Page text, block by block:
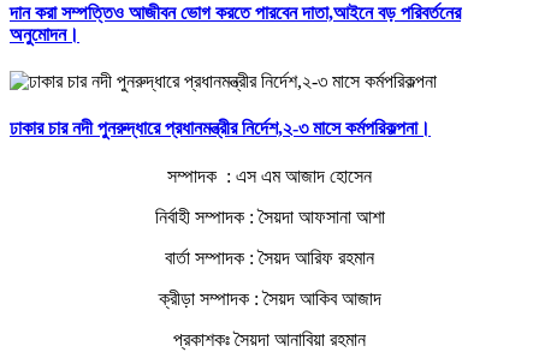
দান করা সম্পত্তিও আজীবন ভোগ করতে পারবেন দাতা,আইনে বড় পরিবর্তনের
অনুমোদন।
ঢাকার চার নদী পুনরুদ্ধারে প্রধানমন্ত্রীর নির্দেশ,২-৩ মাসে কর্মপরিকল্পনা।
সম্পাদক : এস এম আজাদ হোসেন
নির্বাহী সম্পাদক : সৈয়দা আফসানা আশা
বার্তা সম্পাদক : সৈয়দ আরিফ রহমান
ক্রীড়া সম্পাদক : সৈয়দ আকিব আজাদ
প্রকাশকঃ সৈয়দা আনাবিয়া রহমান